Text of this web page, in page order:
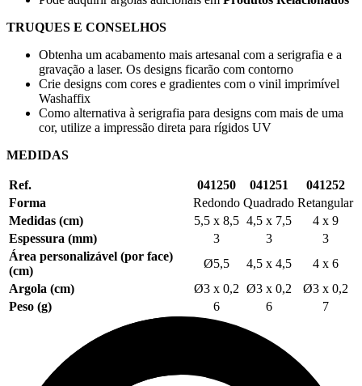
TRUQUES E CONSELHOS
Obtenha um acabamento mais artesanal com a serigrafia e a
gravação a laser. Os designs ficarão com contorno
Crie designs com cores e gradientes com o vinil imprimível
Washaffix
Como alternativa à serigrafia para designs com mais de uma
cor, utilize a impressão direta para rígidos UV
MEDIDAS
Ref. 041250 041251
041252
Forma
Redondo Quadrado Retangular
Medidas (cm)
5,5 x 8,5 4,5 x 7,5
4 x 9
Espessura (mm)
3 3
3
Área personalizável (por face)
(cm)
Ø5,5 4,5 x 4,5
4 x 6
Argola (cm)
Ø3 x 0,2 Ø3 x 0,2
Ø3 x 0,2
Peso (g)
6 6 7